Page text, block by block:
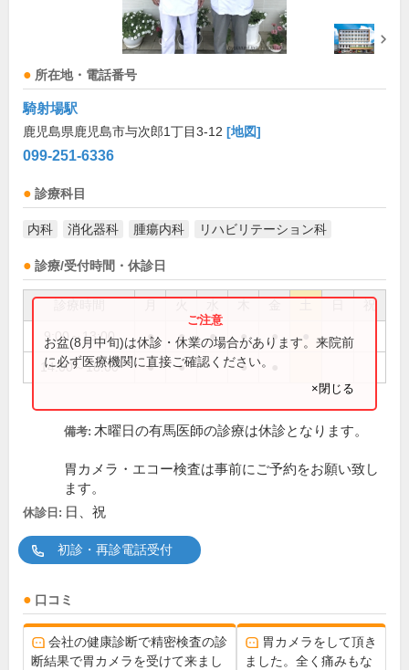
所在地・電話番号
騎射場駅
鹿児島県鹿児島市与次郎1丁目3-12 [地図]
099-251-6336
診療科目
内科 消化器科 腫瘍内科 リハビリテーション科
診療/受付時間・休診日
祝
9:00～13:00 ● ● ● ● ●
14:00～18:00 ● ● ●
お盆(8月中旬)は休診・休業の場合があります。来院前
に必ず医療機関に直接ご確認ください。
×閉じる
備考: 木曜日の有馬医師の診療は休診となります。
胃カメラ・エコー検査は事前にご予約をお願い致し
ます。
休診日: 日、祝
初診・再診電話受付
口コミ
会社の健康診断で精密検査の診
断結果で胃カメラを受けて来まし
胃カメラをして頂き
ました。全く痛みもな